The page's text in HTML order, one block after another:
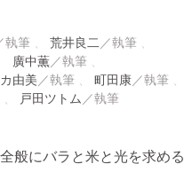
荒井良二
廣中薫
由美
町田康
戸田ツトム
般にバラと米と光を求める